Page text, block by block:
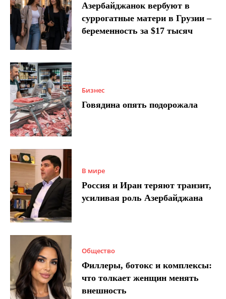
Азербайджанок вербуют в
суррогатные матери в Грузии –
беременность за $17 тысяч
Бизнес
Говядина опять подорожала
В мире
Россия и Иран теряют транзит,
усиливая роль Азербайджана
Общество
Филлеры, ботокс и комплексы:
что толкает женщин менять
внешность